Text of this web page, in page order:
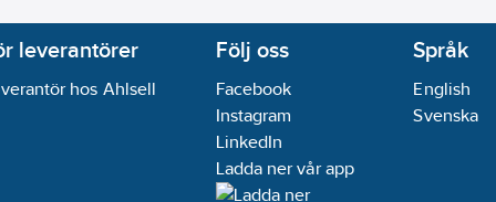
leverantörer
hos Ahlsell
Följ oss
Facebook
Instagram
LinkedIn
Ladda ner vår app
Språk
English
Svenska